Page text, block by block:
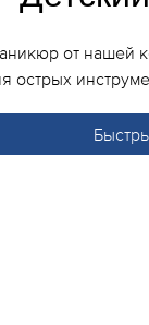
от нашей
острых